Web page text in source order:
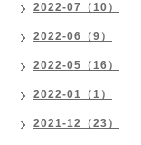
2022-07（10）
2022-06（9）
2022-05（16）
2022-01（1）
2021-12（23）